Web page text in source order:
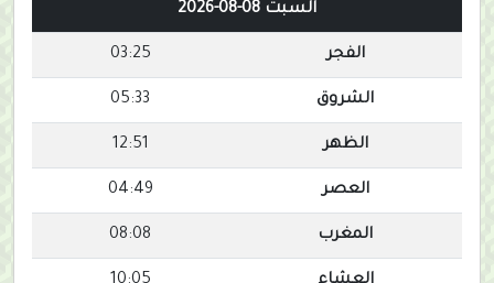
السبت 08-08-2026
الفجر 03:25
الشروق 05:33
الظهر 12:51
العصر 04:49
المغرب 08:08